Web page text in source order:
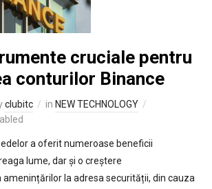
cruciale pentru
conturilor Binance
clubitc in NEW TECHNOLOGY
a oferit numeroase beneficii
lume, dar și o creștere
la adresa securității, din cauza